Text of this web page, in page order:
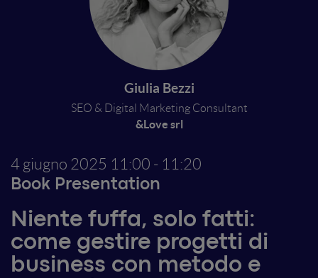
Giulia Bezzi
SEO & Digital Marketing Consultant
&Love srl
4 giugno 2025 11:00 - 11:20
Book Presentation
Niente fuffa, solo fatti:
come gestire progetti di
business con metodo e